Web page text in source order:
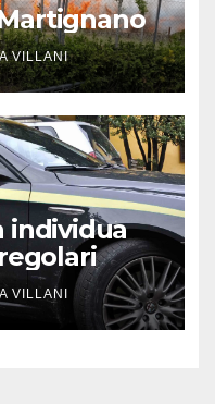
VILLANI
individua
VILLANI